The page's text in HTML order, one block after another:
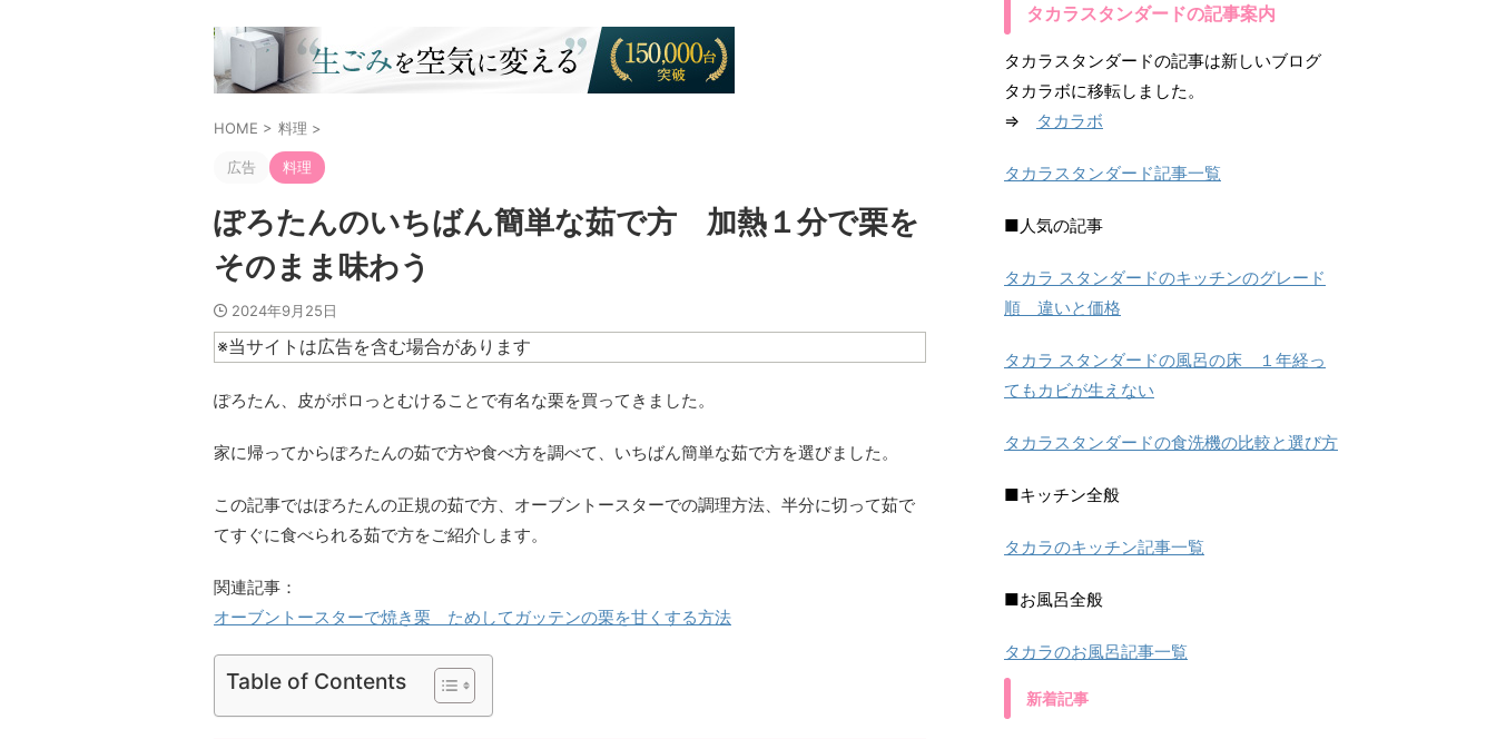
HOME > 料理 >
広告 料理
ぽろたんのいちばん簡単な茹で方 加熱１分で栗を
そのまま味わう
2024年9月25日
※当サイトは広告を含む場合があります
ぽろたん、皮がポロっとむけることで有名な栗を買ってきました。
家に帰ってからぽろたんの茹で方や食べ方を調べて、いちばん簡単な茹で方を選びました。
この記事ではぽろたんの正規の茹で方、オーブントースターでの調理方法、半分に切って茹で
てすぐに食べられる茹で方をご紹介します。
関連記事：
オーブントースターで焼き栗 ためしてガッテンの栗を甘くする方法
Table of Contents
タカラスタンダードの記事案内
タカラスタンダードの記事は新しいブログ
タカラボに移転しました。
⇒
タカラボ
タカラスタンダード記事一覧
■人気の記事
タカラ スタンダードのキッチンのグレード
順 違いと価格
タカラ スタンダードの風呂の床 １年経っ
てもカビが生えない
タカラスタンダードの食洗機の比較と選び方
■キッチン全般
タカラのキッチン記事一覧
■お風呂全般
タカラのお風呂記事一覧
新着記事